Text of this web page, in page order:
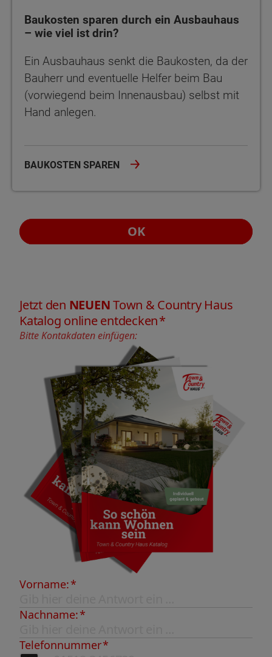
Baukosten sparen durch ein Ausbauhaus
– wie viel ist drin?
Ein Ausbauhaus senkt die Baukosten, da der
Bauherr und eventuelle Helfer beim Bau
(vorwiegend beim Innenausbau) selbst mit
Hand anlegen.
BAUKOSTEN SPAREN